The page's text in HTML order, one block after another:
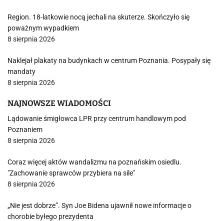
Region. 18-latkowie nocą jechali na skuterze. Skończyło się
poważnym wypadkiem
8 sierpnia 2026
Naklejał plakaty na budynkach w centrum Poznania. Posypały się
mandaty
8 sierpnia 2026
NAJNOWSZE WIADOMOŚCI
Lądowanie śmigłowca LPR przy centrum handlowym pod
Poznaniem
8 sierpnia 2026
Coraz więcej aktów wandalizmu na poznańskim osiedlu.
"Zachowanie sprawców przybiera na sile"
8 sierpnia 2026
„Nie jest dobrze”. Syn Joe Bidena ujawnił nowe informacje o
chorobie byłego prezydenta